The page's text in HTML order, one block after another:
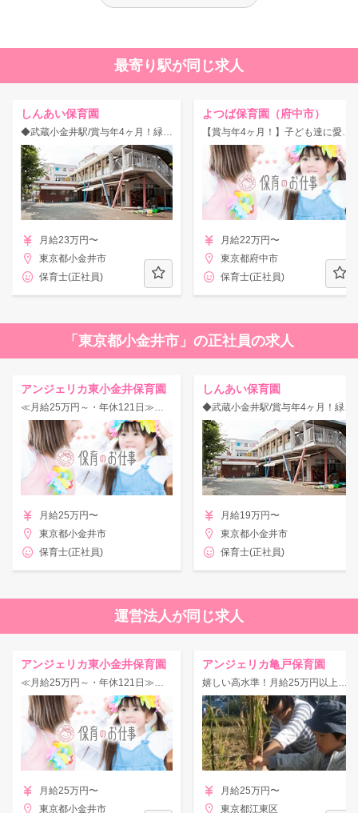
最寄り駅が同じ求人
しんあい保育園
◆武蔵小金井駅/賞与年4ヶ月！緑に囲まれた子どもの気持ちを大切にしている保育園！
月給23万円〜
東京都小金井市
保育士(正社員)
よつば保育園（府中市）
【賞与年4ヶ月！】子ども達に愛情あふれる保育を行う定員100名の活気ある保育園！福利厚生×研修制度充実◎
月給22万円〜
東京都府中市
保育士(正社員)
「東京都小金井市」の正社員の求人
アンジェリカ東小金井保育園
≪月給25万円～・年休121日≫住宅手当/借り上げ社宅あり★
月給25万円〜
東京都小金井市
保育士(正社員)
しんあい保育園
◆武蔵小金井駅/賞与年4ヶ月！緑に囲まれた子どもの気持ちを大切にしている保育園！
月給19万円〜
東京都小金井市
保育士(正社員)
運営法人が同じ求人
アンジェリカ東小金井保育園
≪月給25万円～・年休121日≫住宅手当/借り上げ社宅あり★
月給25万円〜
東京都小金井市
アンジェリカ亀戸保育園
嬉しい高水準！月給25万円以上◎住宅手当・転居支度金など福利厚生充実！
月給25万円〜
東京都江東区